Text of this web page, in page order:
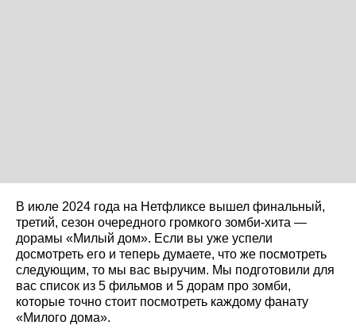
В июле 2024 года на Нетфликсе вышел финальный,
третий, сезон очередного громкого зомби-хита —
дорамы «Милый дом». Если вы уже успели
досмотреть его и теперь думаете, что же посмотреть
следующим, то мы вас выручим. Мы подготовили для
вас список из 5 фильмов и 5 дорам про зомби,
которые точно стоит посмотреть каждому фанату
«Милого дома».